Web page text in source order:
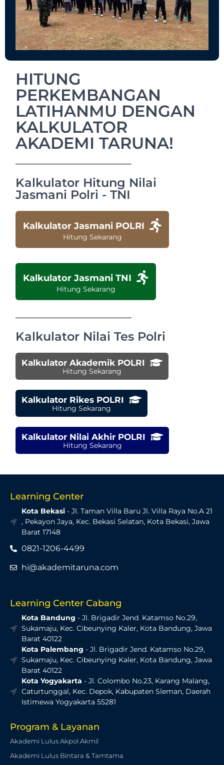
HITUNG
PERKEMBANGAN
LATIHANMU DENGAN
KALKULATOR
AKADEMI TARUNA!
Kalkulator Hitung Nilai
Jasmani Polri - TNI
Kalkulator Jasmani POLRI
Hitung Sekarang
Kalkulator Jasmani TNI
Hitung Sekarang
Kalkulator Nilai Tes Polri
Kalkulator Akademik POLRI
Hitung Sekarang
Kalkulator Rikes POLRI
Hitung Sekarang
Kalkulator Nilai Akhir POLRI
Hitung Sekarang
Learning Center
Kota Bekasi- Jl. Taman Villa Baru Jl. Villa Raya No.A 21
, Pekayon Jaya, Kec. Bekasi Selatan, Kota Bekasi, Jawa
Barat 17148
0821-1206-4499
hi@akademitaruna.com
Learning Center Cabang
Kota Bandung - Jl. Brigadir Jend. Katamso No.29,
Sukamaju, Kec. Cibeunying Kaler, Kota Bandung, Jawa
Barat 40122
Kota Palembang - Jl. Brigadir Jend. Katamso No.29,
Sukamaju, Kec. Cibeunying Kaler, Kota Bandung, Jawa
Barat 40122
Kota Yogyakarta - Jl. Colombo No.23, Karang Malang,
Caturtunggal, Kec. Depok, Kabupaten Sleman, Daerah
Istimewa Yogyakarta 55281
Program & Layanan
Akademi Lulus Akpol Akmil
Akademi Lulus Bintara & Tamtama